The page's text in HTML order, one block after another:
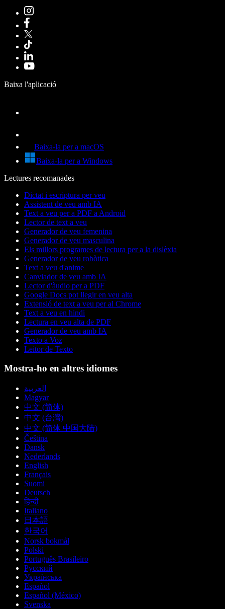
Baixa l'aplicació
Baixa-la per a macOS
Baixa-la per a Windows
Lectures recomanades
Dictat i escriptura per veu
Assistent de veu amb IA
Text a veu per a PDF a Android
Lector de text a veu
Generador de veu femenina
Generador de veu masculina
Els millors programes de lectura per a la dislèxia
Generador de veu robòtica
Text a veu d'anime
Canviador de veu amb IA
Lector d'àudio per a PDF
Google Docs pot llegir en veu alta
Extensió de text a veu per al Chrome
Text a veu en hindi
Lectura en veu alta de PDF
Generador de veu amb IA
Texto a Voz
Leitor de Texto
Mostra-ho en altres idiomes
العربية
Magyar
中文 (简体)
中文 (台灣)
中文 (简体 中国大陆)
Čeština
Dansk
Nederlands
English
Français
Suomi
Deutsch
हिन्दी
Italiano
日本語
한국어
Norsk bokmål
Polski
Português Brasileiro
Русский
Українська
Español
Español (México)
Svenska